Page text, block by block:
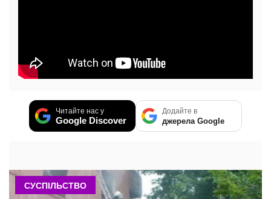
Читайте нас у
Google Discover
Додайте в
джерела Google
СУСПІЛЬСТВО